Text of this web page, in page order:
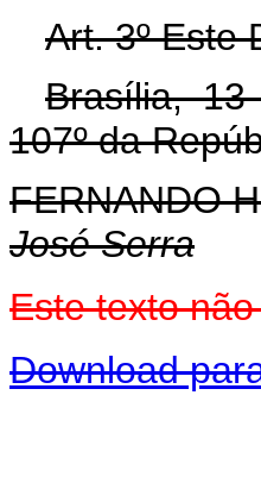
Art. 3º Este
Brasília,
107º da
FERNANDO
José Serra
Este texto
Download